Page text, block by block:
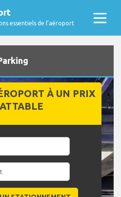
essentiels de l’aéroport
À UN PRIX